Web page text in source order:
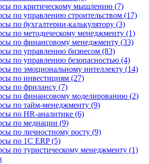
по критическому мышлению (7)
по управлению строительством (17)
по бухгалтерии-калькулятору (3)
по методическому менеджменту (1)
по финансовому менеджменту (33)
по управлению бизнесом (83)
по управлению безопасностью (4)
по эмоциональному интеллекту (14)
по инвестициям (27)
по фрилансу (7)
по финансовому моделированию (2)
по тайм-менеджменту (9)
по HR-аналитике (6)
по медиации (9)
по личностному росту (9)
по 1С ERP (5)
по туристическому менеджменту (1)